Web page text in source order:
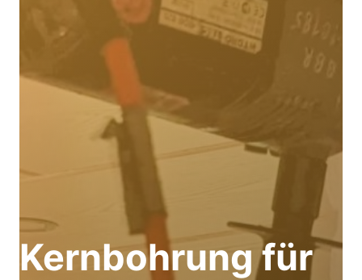
Kernbohrung für